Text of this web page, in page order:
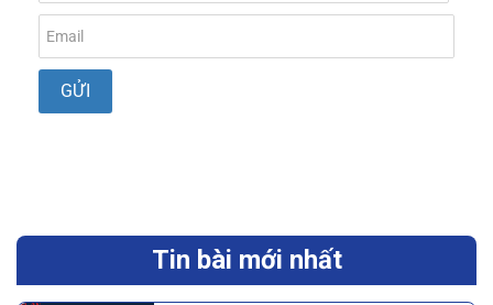
Tin bài mới nhất